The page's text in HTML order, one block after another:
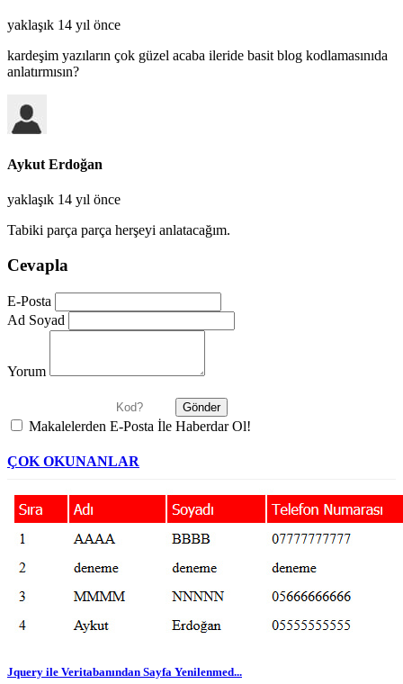
yaklaşık 14 yıl önce
kardeşim yazıların çok güzel acaba ileride basit blog kodlamasınıda
anlatırmısın?
Aykut Erdoğan
yaklaşık 14 yıl önce
Tabiki parça parça herşeyi anlatacağım.
Cevapla
E-Posta
Ad Soyad
Yorum
Makalelerden E-Posta İle Haberdar Ol!
ÇOK OKUNANLAR
Jquery ile Veritabanından Sayfa Yenilenmed...